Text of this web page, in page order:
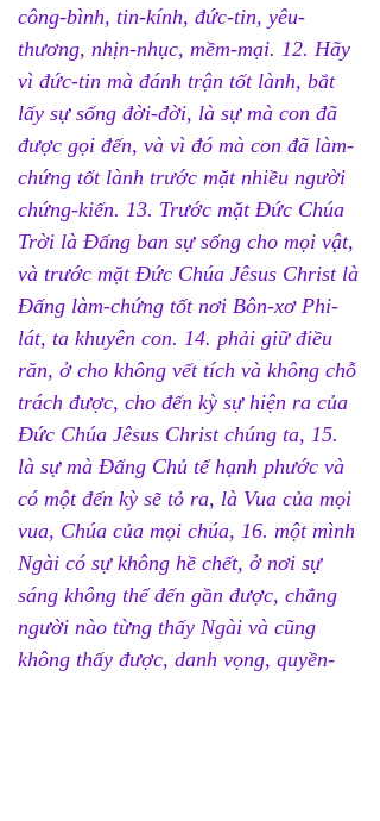
công-bình, tin-kính, đức-tin, yêu-
thương, nhịn-nhục, mềm-mại. 12. Hãy
vì đức-tin mà đánh trận tốt lành, bắt
lấy sự sống đời-đời, là sự mà con đã
được gọi đến, và vì đó mà con đã làm-
chứng tốt lành trước mặt nhiều người
chứng-kiến. 13. Trước mặt Đức Chúa
Trời là Đấng ban sự sống cho mọi vật,
và trước mặt Đức Chúa Jêsus Christ là
Đấng làm-chứng tốt nơi Bôn-xơ Phi-
lát, ta khuyên con. 14. phải giữ điều
răn, ở cho không vết tích và không chỗ
trách được, cho đến kỳ sự hiện ra của
Đức Chúa Jêsus Christ chúng ta, 15.
là sự mà Đấng Chủ tể hạnh phước và
có một đến kỳ sẽ tỏ ra, là Vua của mọi
vua, Chúa của mọi chúa, 16. một mình
Ngài có sự không hề chết, ở nơi sự
sáng không thể đến gần được, chẳng
người nào từng thấy Ngài và cũng
không thấy được, danh vọng, quyền-